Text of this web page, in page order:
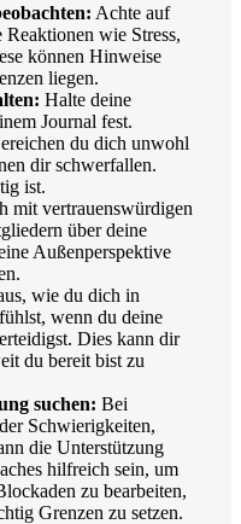
Achte auf
wie Stress,
können Hinweise
liegen.
Halte deine
Journal fest.
du dich unwohl
dir schwerfallen.
ist.
mit vertrauenswürdigen
über deine
Außenperspektive
wie du dich in
wenn du deine
Dies kann dir
du bereit bist zu
suchen: Bei
Schwierigkeiten,
die Unterstützung
hilfreich sein, um
zu bearbeiten,
Grenzen zu setzen.